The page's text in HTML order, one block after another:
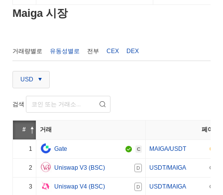
Maiga 시장
거래량별로 유동성별로 전부 CEX DEX
USD
검색
# 거래 페어
1 Gate C MAIGA/USDT
2 Uniswap V3 (BSC) D USDT/MAIGA
3 Uniswap V4 (BSC) D USDT/MAIGA